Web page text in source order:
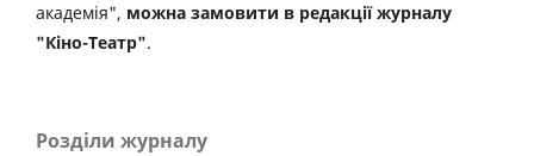
академія", можна замовити в редакції журналу
"Кіно-Театр".
Розділи журналу